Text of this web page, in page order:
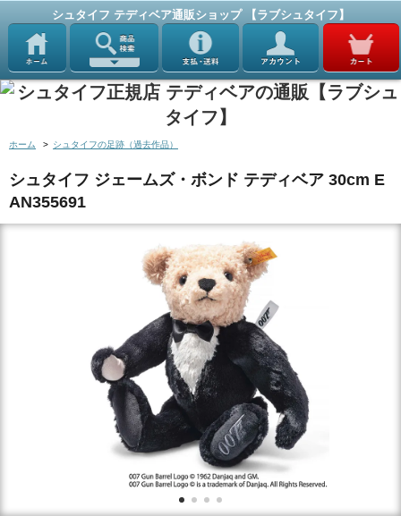
シュタイフ テディベア通販ショップ 【ラブシュタイフ】
ホーム > シュタイフの足跡（過去作品）
シュタイフ ジェームズ・ボンド テディベア 30cm E
AN355691